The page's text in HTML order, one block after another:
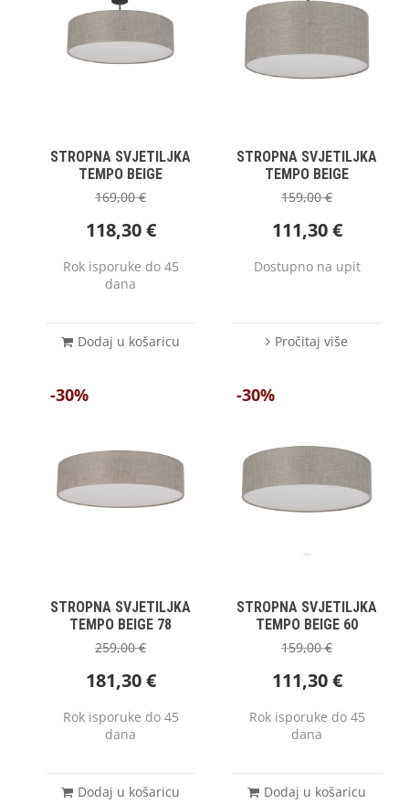
STROPNA SVJETILJKA
TEMPO BEIGE
169,00€
118,30€
Rok isporuke do 45
dana
Dodaj u košaricu
STROPNA SVJETILJKA
TEMPO BEIGE
159,00€
111,30€
Dostupno na upit
Pročitaj više
-30%
STROPNA SVJETILJKA
TEMPO BEIGE 78
259,00€
181,30€
Rok isporuke do 45
dana
Dodaj u košaricu
-30%
STROPNA SVJETILJKA
TEMPO BEIGE 60
159,00€
111,30€
Rok isporuke do 45
dana
Dodaj u košaricu